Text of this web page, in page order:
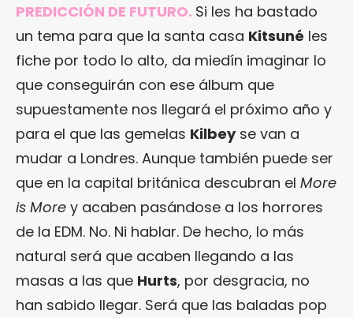
PREDICCIÓN DE FUTURO. Si les ha bastado
un tema para que la santa casa Kitsuné les
fiche por todo lo alto, da miedín imaginar lo
que conseguirán con ese álbum que
supuestamente nos llegará el próximo año y
para el que las gemelas Kilbeyse van a
mudar a Londres. Aunque también puede ser
que en la capital británica descubran el More
is More y acaben pasándose a los horrores
de la EDM. No. Ni hablar. De hecho, lo más
natural será que acaben llegando a las
masas a las que Hurts, por desgracia, no
han sabido llegar. Será que las baladas pop